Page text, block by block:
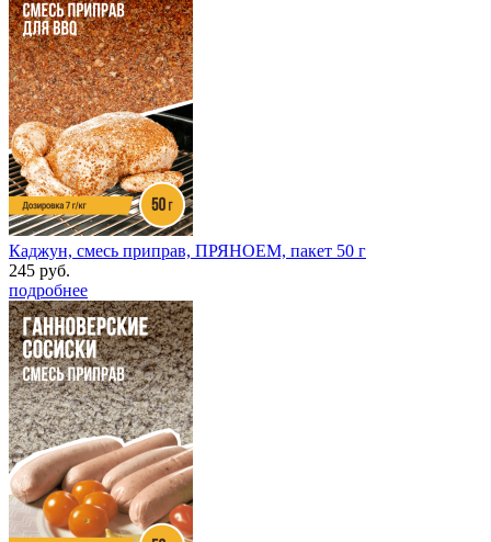
Каджун, смесь приправ, ПРЯНОЕМ, пакет 50 г
245 руб.
подробнее